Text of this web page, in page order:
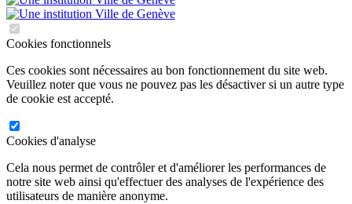
Cookies fonctionnels
Ces cookies sont nécessaires au bon fonctionnement du site web.
Veuillez noter que vous ne pouvez pas les désactiver si un autre type
de cookie est accepté.
Cookies d'analyse
Cela nous permet de contrôler et d'améliorer les performances de
notre site web ainsi qu'effectuer des analyses de l'expérience des
utilisateurs de manière anonyme.